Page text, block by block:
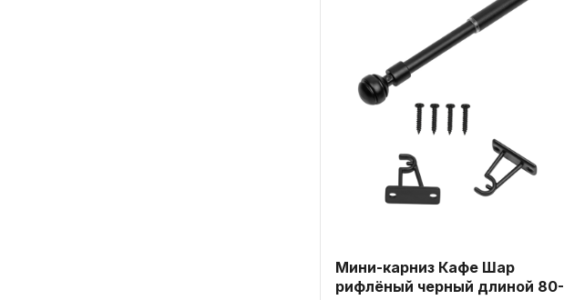
Мини-карниз Кафе Шар
рифлёный черный длиной 80-